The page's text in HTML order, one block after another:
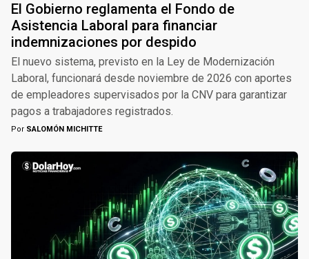
El Gobierno reglamenta el Fondo de
Asistencia Laboral para financiar
indemnizaciones por despido
El nuevo sistema, previsto en la Ley de Modernización
Laboral, funcionará desde noviembre de 2026 con aportes
de empleadores supervisados por la CNV para garantizar
pagos a trabajadores registrados.
Por SALOMÓN MICHITTE